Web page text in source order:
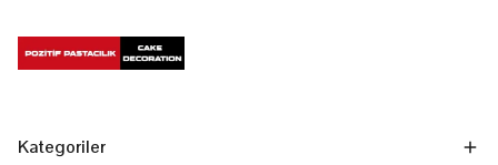
Kategoriler